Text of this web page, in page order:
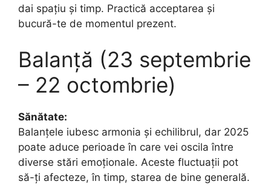
dai spațiu și timp. Practică acceptarea și
bucură-te de momentul prezent.
Balanță (23 septembrie
– 22 octombrie)
Sănătate:
Balanțele iubesc armonia și echilibrul, dar 2025
poate aduce perioade în care vei oscila între
diverse stări emoționale. Aceste fluctuații pot
să-ți afecteze, în timp, starea de bine generală.